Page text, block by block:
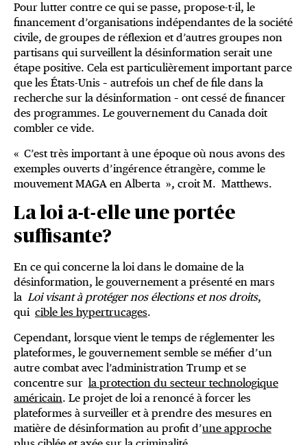
Pour lutter contre ce qui se passe, propose-t-il, le
financement d’organisations indépendantes de la société
civile, de groupes de réflexion et d’autres groupes non
partisans qui surveillent la désinformation serait une
étape positive. Cela est particulièrement important parce
que les États-Unis – autrefois un chef de file dans la
recherche sur la désinformation – ont cessé de financer
des programmes. Le gouvernement du Canada doit
combler ce vide.
« C’est très important à une époque où nous avons des
exemples ouverts d’ingérence étrangère, comme le
mouvement MAGA en Alberta », croit M. Matthews.
La loi a-t-elle une portée
suffisante?
En ce qui concerne la loi dans le domaine de la
désinformation, le gouvernement a présenté en mars
la Loi visant à protéger nos élections et nos droits,
qui cible les hypertrucages.
Cependant, lorsque vient le temps de réglementer les
plateformes, le gouvernement semble se méfier d’un
autre combat avec l’administration Trump et se
concentre sur la protection du secteur technologique
américain. Le projet de loi a renoncé à forcer les
plateformes à surveiller et à prendre des mesures en
matière de désinformation au profit d’une approche